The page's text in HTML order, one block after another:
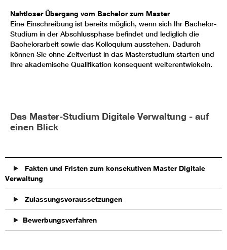
Nahtloser Übergang vom Bachelor zum Master
Eine Einschreibung ist bereits möglich, wenn sich Ihr Bachelor-
Studium in der Abschlussphase befindet und lediglich die
Bachelorarbeit sowie das Kolloquium ausstehen. Dadurch
können Sie ohne Zeitverlust in das Masterstudium starten und
Ihre akademische Qualifikation konsequent weiterentwickeln.
Das Master-Studium Digitale Verwaltung - auf
einen Blick
Fakten und Fristen zum konsekutiven Master Digitale
Verwaltung
Zulassungsvoraussetzungen
Bewerbungsverfahren